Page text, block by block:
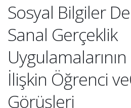
Sosyal Bilgiler
Sanal Gerçeklik
Uygulamalarının
İlişkin Öğrenci
Görüşleri